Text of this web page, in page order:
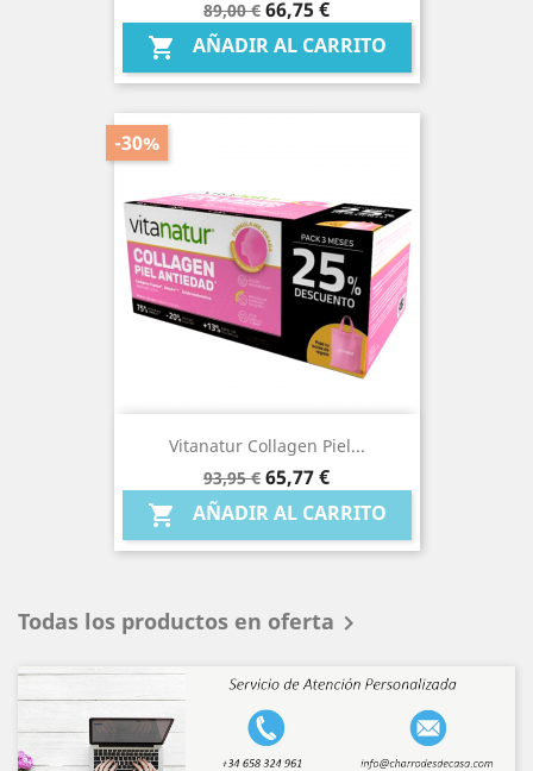
Precio
base
89,00 € Precio
66,75 €
 AÑADIR AL CARRITO
Vitanatur Collagen Piel...
Precio
base
93,95 €
-30%
Precio
65,77 €
 AÑADIR AL CARRITO
Todas los productos en oferta 